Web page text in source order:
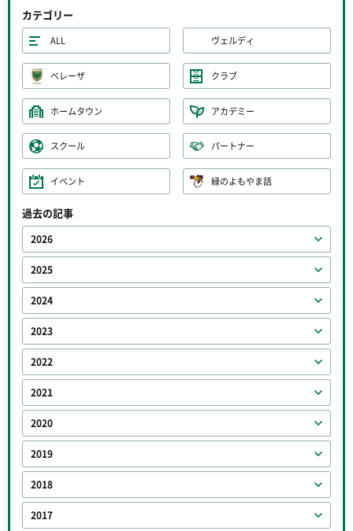
カテゴリー
ALL ヴェルディ
ベレーザ クラブ
ホームタウン アカデミー
スクール パートナー
イベント 緑のよもやま話
過去の記事
2026
2025
2024
2023
2022
2021
2020
2019
2018
2017